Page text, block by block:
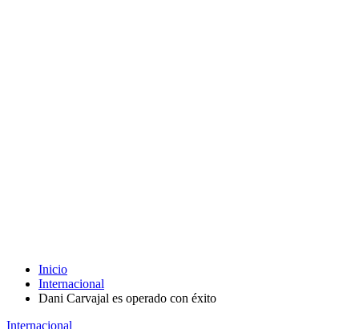
Inicio
Internacional
Dani Carvajal es operado con éxito
Internacional